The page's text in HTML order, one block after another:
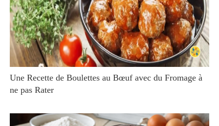
Une Recette de Boulettes au Bœuf avec du Fromage à
ne pas Rater